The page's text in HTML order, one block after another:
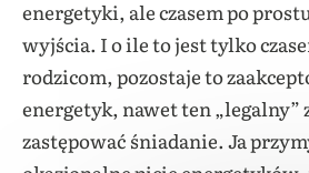
energetyki, ale czasem po
wyjścia. I o ile to jest tylko
rodzicom, pozostaje to
energetyk, nawet ten „legalny”
zastępować śniadanie. Ja